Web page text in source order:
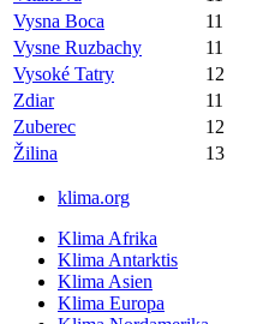
Vysna Boca
11
Vysne Ruzbachy
11
Vysoké Tatry
12
Zdiar
11
Zuberec
12
Žilina
13
klima.org
Klima Afrika
Klima Antarktis
Klima Asien
Klima Europa